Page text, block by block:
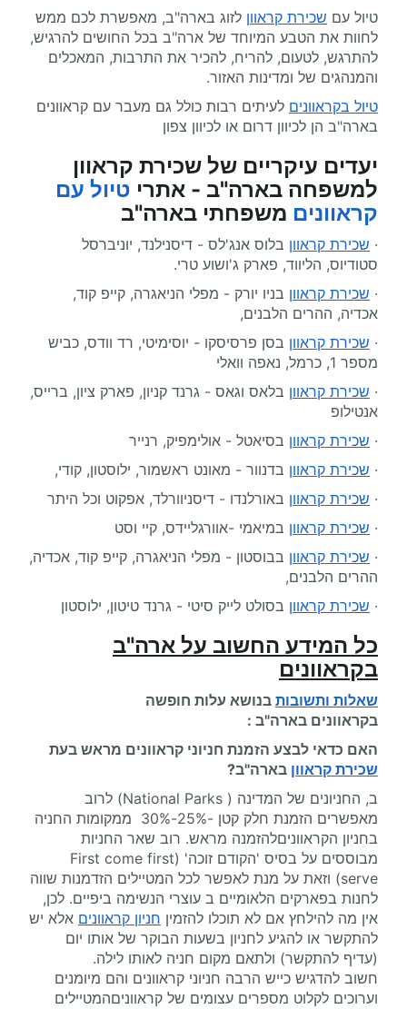
טיול עם שכירת קראוון לזוג בארה"ב, מאפשרת לכם ממש
לחוות את הטבע המיוחד של ארה"ב בכל החושים להרגיש,
להתרגש, לטעום, להריח, להכיר את התרבות, המאכלים
והמנהגים של ומדינות האזור.
טיול בקראוונים לעיתים רבות כולל גם מעבר עם קראוונים
בארה"ב הן לכיוון דרום או לכיוון צפון
יעדים עיקריים של שכירת קראוון
למשפחה בארה"ב - אתרי טיול עם
קראוונים משפחתי בארה"ב
· שכירת קראוון בלוס אנג'לס - דיסנילנד, יוניברסל
סטודיוס, הליווד, פארק ג'ושוע טרי.
· שכירת קראוון בניו יורק - מפלי הניאגרה, קייפ קוד,
אכדיה, ההרים הלבנים,
· שכירת קראוון בסן פרסיסקו - יוסימיטי, רד וודס, כביש
מספר 1, כרמל, נאפה וואלי
· שכירת קראוון בלאס וגאס - גרנד קניון, פארק ציון, ברייס,
אנטילופ
· שכירת קראוון בסיאטל - אולימפיק, רנייר
· שכירת קראוון בדנוור - מאונט ראשמור, ילוסטון, קודי,
· שכירת קראוון באורלנדו - דיסניוורלד, אפקוט וכל היתר
· שכירת קראוון במיאמי -אוורגליידס, קיי וסט
· שכירת קראוון בבוסטון - מפלי הניאגרה, קייפ קוד, אכדיה,
ההרים הלבנים,
· שכירת קראוון בסולט לייק סיטי - גרנד טיטון, ילוסטון
כל המידע החשוב על ארה"ב
בקראוונים
שאלות ותשובות בנושא עלות חופשה
בקראוונים בארה"ב :
האם כדאי לבצע הזמנת חניוני קראוונים מראש בעת
שכירת קראוון בארה"ב?
ב, החניונים של המדינה ( National Parks) לרוב
מאפשרים הזמנת חלק קטן -25%-30% ממקומות החניה
בחניון הקראווניםלהזמנה מראש. רוב שאר החניות
מבוססים על בסיס 'הקודם זוכה' (First come first
serve) וזאת על מנת לאפשר לכל המטיילים הזדמנות שווה
לחנות בפארקים הלאומיים ב עוצרי הנשימה ביפיים. לכן,
אין מה להילחץ אם לא תוכלו להזמין חניון קראוונים אלא יש
להתקשר או להגיע לחניון בשעות הבוקר של אותו יום
(עדיף להתקשר) ולתאם מקום חניה לאותו לילה.
חשוב להדגיש כייש הרבה חניוני קראוונים והם מיומנים
וערוכים לקלוט מספרים עצומים של קראווניםהמטיילים